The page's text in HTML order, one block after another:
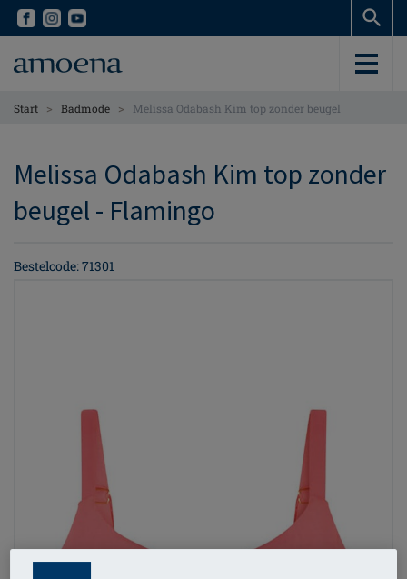
Skip
content
Skip
content
Start > Badmode > Melissa Odabash Kim top zonder beugel
Melissa Odabash Kim top zonder
beugel - Flamingo
Bestelcode: 71301